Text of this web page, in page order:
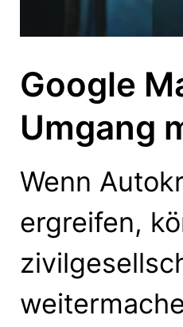
Google
Umgang
Wenn
ergreifen,